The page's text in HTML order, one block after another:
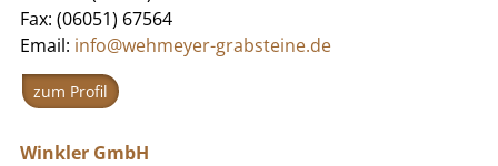
Fax: (06051) 67564
Email: info@wehmeyer-grabsteine.de
zum Profil
Winkler GmbH